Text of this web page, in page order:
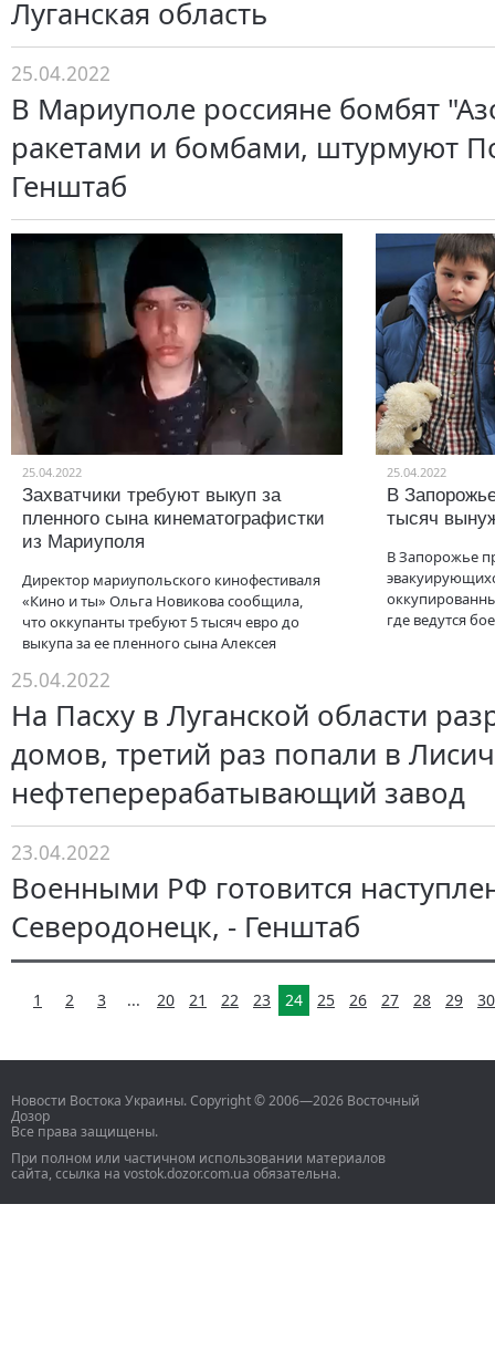
Луганская область
25.04.2022
В Мариуполе россияне бомбят
ракетами и бомбами, штурмуют
Генштаб
25.04.2022
Захватчики требуют выкуп за
пленного сына кинематографистки
из Мариуполя
Директор мариупольского кинофестиваля
«Кино и ты» Ольга Новикова сообщила,
что оккупанты требуют 5 тысяч евро до
выкупа за ее пленного сына Алексея
25.04.2022
В
тысяч
В Запорожье
где ведутся
25.04.2022
На Пасху в Луганской области
домов, третий раз попали в
нефтеперерабатывающий завод
23.04.2022
Военными РФ готовится
Северодонецк, - Генштаб
1 2 3 ... 20 21 22 23 24 25 26 27 28 29 30
Новости Востока Украины. Copyright © 2006—2026 Восточный
Дозор
Все права защищены.
При полном или частичном использовании материалов
сайта, ссылка на vostok.dozor.com.ua обязательна.